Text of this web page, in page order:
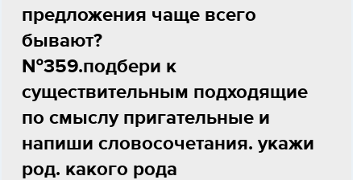
предложения чаще всего
бывают?
№359.подбери к
существительным подходящие
по смыслу пригательные и
напиши словосочетания. укажи
род. какого рода